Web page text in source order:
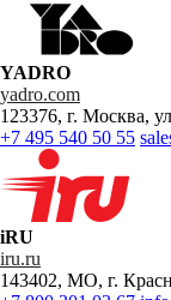
YADRO
yadro.com
123376, г. Москва,
+7 495 540 50 55
iRU
iru.ru
143402, МО, г.